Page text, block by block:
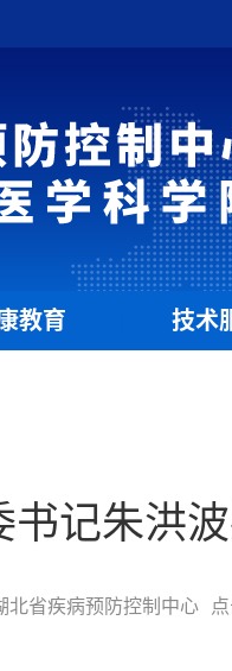
教育 技术
书记朱洪
北省疾病预防控制中心